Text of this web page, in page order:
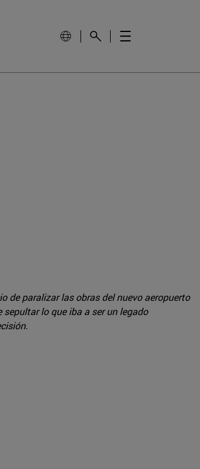
de paralizar las obras del nuevo aeropuerto
lo que iba a ser un legado